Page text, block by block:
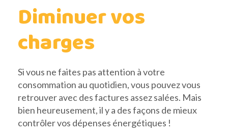
Diminuer vos
charges
Si vous ne faites pas attention à votre
consommation au quotidien, vous pouvez vous
retrouver avec des factures assez salées. Mais
bien heureusement, il y a des façons de mieux
contrôler vos dépenses énergétiques !